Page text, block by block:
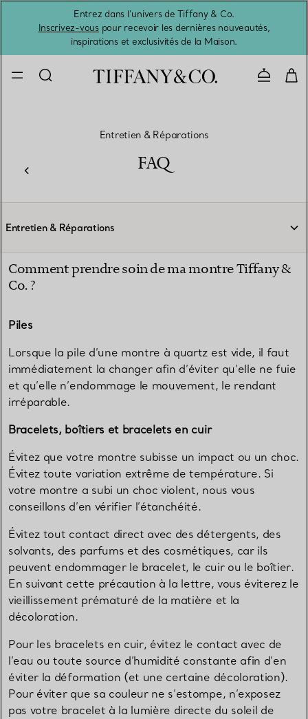
Entrez dans l’univers de Tiffany & Co.
Inscrivez-vouspour recevoir les dernières nouveautés,
inspirations et exclusivités de la Maison.
Entretien & Réparations
FAQ
Entretien & Réparations
Comment prendre soin de ma montre Tiffany &
Co. ?
Piles
Lorsque la pile d’une montre à quartz est vide, il faut
immédiatement la changer afin d’éviter qu’elle ne fuie
et qu’elle n’endommage le mouvement, le rendant
irréparable.
Bracelets, boîtiers et bracelets en cuir
Évitez que votre montre subisse un impact ou un choc.
Évitez toute variation extrême de température. Si
votre montre a subi un choc violent, nous vous
conseillons d’en vérifier l’étanchéité.
Évitez tout contact direct avec des détergents, des
solvants, des parfums et des cosmétiques, car ils
peuvent endommager le bracelet, le cuir ou le boîtier.
En suivant cette précaution à la lettre, vous éviterez le
vieillissement prématuré de la matière et la
décoloration.
Pour les bracelets en cuir, évitez le contact avec de
l’eau ou toute source d’humidité constante afin d’en
éviter la déformation (et une certaine décoloration).
Pour éviter que sa couleur ne s’estompe, n’exposez
pas votre bracelet à la lumière directe du soleil de